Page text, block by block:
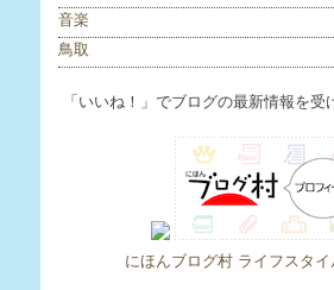
音楽
鳥取
「いいね！」でブログの最新情報を受
にほんブログ村 ライフスタ